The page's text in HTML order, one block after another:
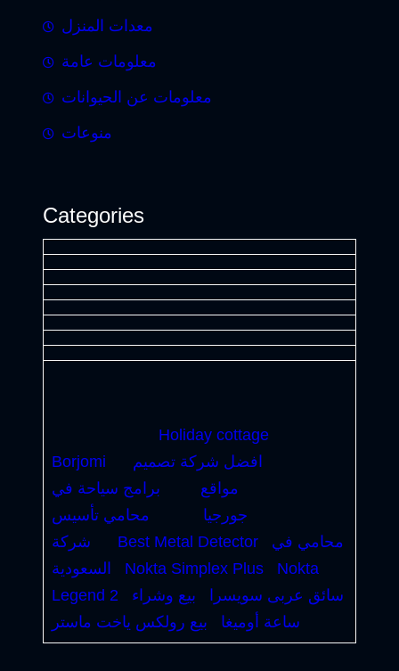
معدات المنزل
معلومات عامة
معلومات عن الحيوانات
منوعات
Categories
Holiday cottage
Borjomi
افضل شركة تصميم
مواقع
برامج سياحة في
جورجيا
محامي تأسيس
شركة
Best Metal Detector
محامي في
السعودية
Nokta Simplex Plus
Nokta
Legend 2
سائق عربى سويسرا
بيع وشراء
ساعة أوميغا
بيع رولكس ياخت ماستر